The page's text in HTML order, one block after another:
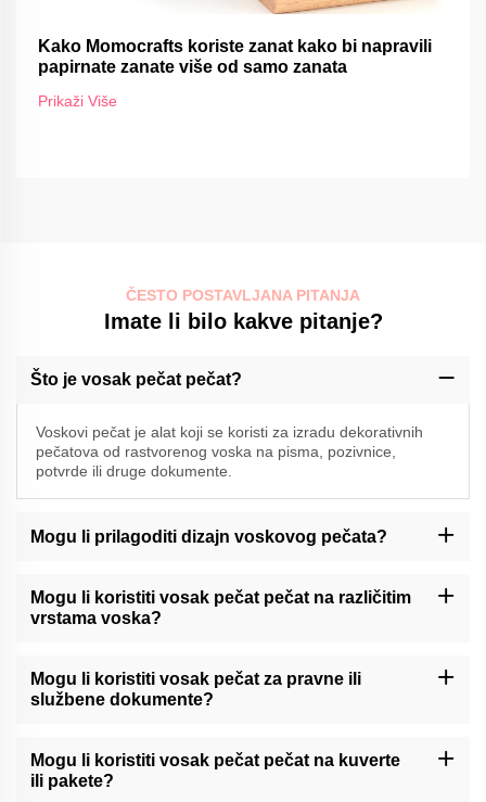
Kako Momocrafts koriste zanat kako bi napravili
papirnate zanate više od samo zanata
Prikaži Više
ČESTO POSTAVLJANA PITANJA
Imate li bilo kakve pitanje?
Što je vosak pečat pečat?
Voskovi pečat je alat koji se koristi za izradu dekorativnih
pečatova od rastvorenog voska na pisma, pozivnice,
potvrde ili druge dokumente.
Mogu li prilagoditi dizajn voskovog pečata?
pečat pečat. Molimo vas da kontaktirate našu podršku ili provjerite
našu web stranicu za dostupne usluge prilagođavanja.
Mogu li koristiti vosak pečat pečat na različitim
vrstama voska?
vrstama pečatnog voska, uključujući tradicionalne vosne štapove
ili moderni ljepljivi vosak.
Mogu li koristiti vosak pečat za pravne ili
službene dokumente?
ili službenim dokumentima. Međutim, preporučuje se poštovanje
posebnih propisa ili smjernica u vezi s pečatima za takve
dokumente.
Mogu li koristiti vosak pečat pečat na kuverte
ili pakete?